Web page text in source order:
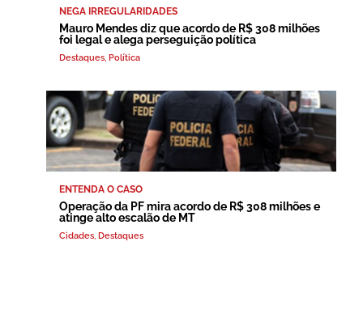
NEGA IRREGULARIDADES
Mauro Mendes diz que acordo de R$ 308 milhões
foi legal e alega perseguição política
Destaques, Política
ENTENDA O CASO
Operação da PF mira acordo de R$ 308 milhões e
atinge alto escalão de MT
Cidades, Destaques